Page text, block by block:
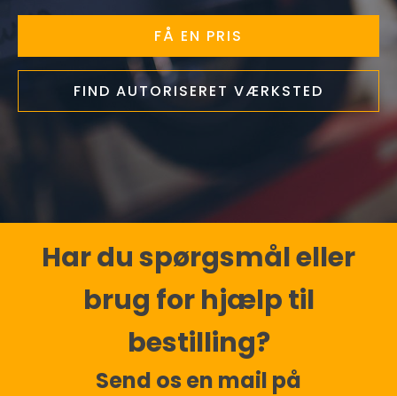
FÅ EN PRIS
FIND AUTORISERET VÆRKSTED
Har du spørgsmål eller
brug for hjælp til
bestilling?
Send os en mail på